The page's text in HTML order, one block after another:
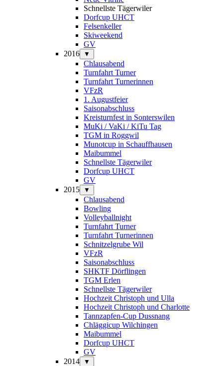
Schnellste Tägerwiler
Dorfcup UHCT
Felsenkeller
Skiweekend
GV
2016
▼
Chlausabend
Turnfahrt Turner
Turnfahrt Turnerinnen
VFzR
1. Augustfeier
Saisonabschluss
Kreisturnfest in Sonterswilen
MuKi / VaKi / KiTu Tag
TGM in Roggwil
Munotcup in Schauffhausen
Maibummel
Schnellste Tägerwiler
Dorfcup UHCT
GV
2015
▼
Chlausabend
Bowling
Volleyballnight
Turnfahrt Turner
Turnfahrt Turnerinnen
Schnitzelgrube Wil
VFzR
Saisonabschluss
SHKTF Dörflingen
TGM Erlen
Schnellste Tägerwiler
Hochzeit Christoph und Ulla
Hochzeit Christoph und Charlotte
Tannzapfen-Cup Dussnang
Chläggicup Wilchingen
Maibummel
Dorfcup UHCT
GV
2014
▼